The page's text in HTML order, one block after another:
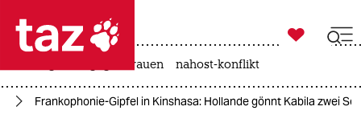
 taz zahl ich
taz zahl ich

taz zahl ich
gewalt gegen frauen nahost-konflikt
Frankophonie-Gipfel in Kinshasa: Hollande gönnt Kabila zwei